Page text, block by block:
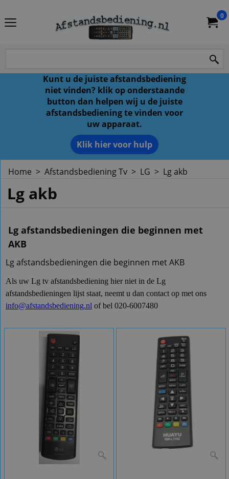
0
Kunt u de juiste afstandsbediening
niet vinden? klik op onderstaande
button dan helpen wij u de juiste
afstandsbediening te vinden voor
uw apparaat.
Klik hier voor hulp
Home > Afstandsbediening Tv > LG > Lg akb
Lg akb
Lg afstandsbedieningen die beginnen met
AKB
Lg afstandsbedieningen die beginnen met AKB
Als uw Lg tv afstandsbediening hier niet in de Lg
afstandsbedieningen lijst staat, neemt u dan contact op met ons
info@afstandsbediening.nl of bel 020-6007480